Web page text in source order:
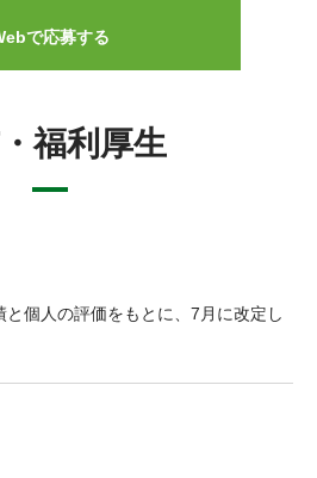
で応募する
福利厚生
個人の評価をもとに、7月に改定し